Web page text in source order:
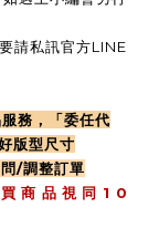
請私訊官方LINE
務，「委任代
版型尺寸
/調整訂單
商 品 視 同 1 0